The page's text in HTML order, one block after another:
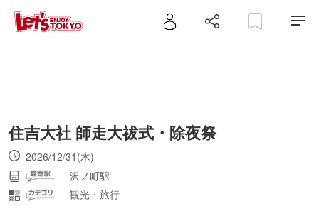
住吉大社 師走大祓式・除夜祭
2026/12/31(木)
沢ノ町駅
観光・旅行